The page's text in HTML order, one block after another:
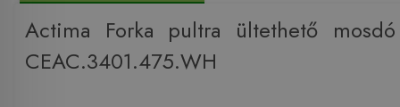
Actima Forka pultra ültethető
CEAC.3401.475.WH